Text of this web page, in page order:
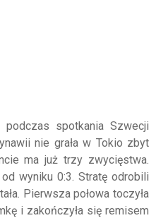
podczas spotkania Szwecji
nie grała w Tokio zbyt
ma już trzy zwycięstwa.
wyniku 0:3. Stratę odrobili
Pierwsza połowa toczyła
i zakończyła się remisem